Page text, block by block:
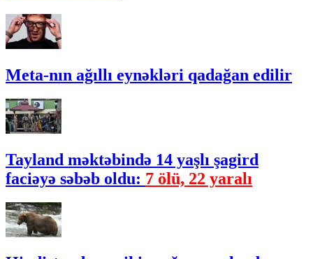
Meta-nın ağıllı eynəkləri qadağan edilir
Tayland məktəbində 14 yaşlı şagird
faciəyə səbəb oldu: 7 ölü, 22 yaralı